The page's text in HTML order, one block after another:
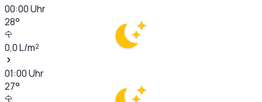
00:00Uhr
28°
0,0L/m²
01:00Uhr
27°